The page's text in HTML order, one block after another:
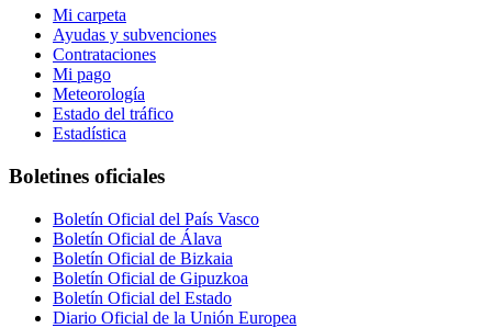
Mi carpeta
Ayudas y subvenciones
Contrataciones
Mi pago
Meteorología
Estado del tráfico
Estadística
Boletines oficiales
Boletín Oficial del País Vasco
Boletín Oficial de Álava
Boletín Oficial de Bizkaia
Boletín Oficial de Gipuzkoa
Boletín Oficial del Estado
Diario Oficial de la Unión Europea